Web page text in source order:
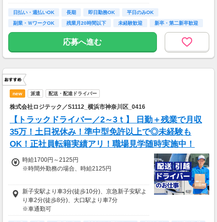
★シフト例：9-18時、7-11時、8-12時、9-16時
★平日のみ/午前/夕方/扶養内/パート/フル/短時
★短期2ヶ月～長期歓迎！
日払い・週払いOK 長期 即日勤務OK
平日のみOK
副業・ＷワークOK
残業月20時間以下 未経験歓迎
新卒・第二新卒歓迎
フリーター歓迎
応募へ進む
new 派遣 配送・配達ドライバー
株式会社ロジテック／S1112_横浜市神奈川区_0416
【トラックドライバー／2～3ｔ】 日勤＋残業で月収
35万！土日祝休み！準中型免許以上で◎未経験も
OK！正社員転籍実績アリ！職場見学随時実施中！
時給1700円～2125円
※時間外勤務の場合、時給2125円
《35万7000円》
※時給1700円×8Ｈ×20日＋残業40ｈの場合
新子安駅より車3分(徒歩10分)、京急新子安駅よ
り車2分(徒歩8分)、大口駅より車7分
※車通勤可